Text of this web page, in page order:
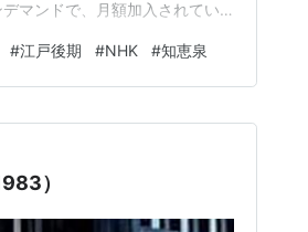
マンドで、月額加入されてい
？と思う人の方が多いかもし
#江戸後期 #NHK #知恵泉
）